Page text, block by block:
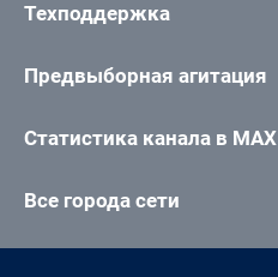
Техподдержка
Предвыборная агитация
Статистика канала в MAX
Все города сети